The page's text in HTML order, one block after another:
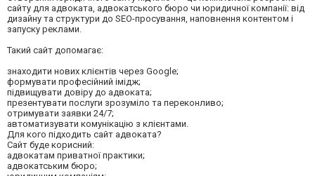
сайту для адвоката, адвокатського бюро чи юридичної компанії: від
дизайну та структури до SEO-просування, наповнення контентом і
запуску реклами.
Такий сайт допомагає:
знаходити нових клієнтів через Google;
формувати професійний імідж;
підвищувати довіру до адвоката;
презентувати послуги зрозуміло та переконливо;
отримувати заявки 24/7;
автоматизувати комунікацію з клієнтами.
Для кого підходить сайт адвоката?
Сайт буде корисний:
адвокатам приватної практики;
адвокатським бюро;